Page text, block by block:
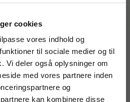
cookies
vores indhold og
til sociale medier og til
Vi deler også oplysninger om
med vores partnere inden
og
kan kombinere disse
og kontorer med fælles
mange gæster betjenes hurtigt,
ønskes.